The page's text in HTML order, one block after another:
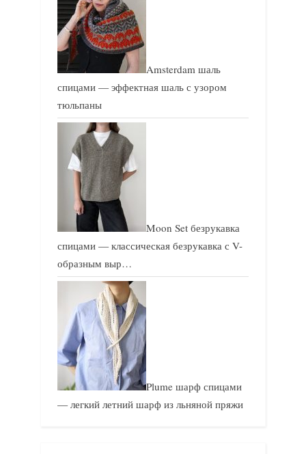
Amsterdam шаль
спицами — эффектная шаль с узором
тюльпаны
Moon Set безрукавка
спицами — классическая безрукавка с V-
образным выр…
Plume шарф спицами
— легкий летний шарф из льняной пряжи